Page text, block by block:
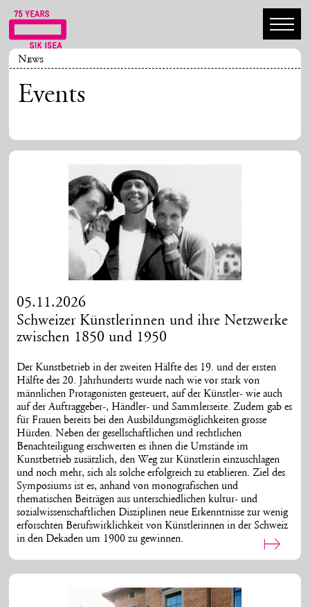
News
Events
05.11.2026
Schweizer Künstlerinnen und ihre Netzwerke
zwischen 1850 und 1950
Der Kunstbetrieb in der zweiten Hälfte des 19. und der ersten
Hälfte des 20. Jahrhunderts wurde nach wie vor stark von
männlichen Protagonisten gesteuert, auf der Künstler- wie auch
auf der Auftraggeber-, Händler- und Sammlerseite. Zudem gab es
für Frauen bereits bei den Ausbildungsmöglichkeiten grosse
Hürden. Neben der gesellschaftlichen und rechtlichen
Benachteiligung erschwerten es ihnen die Umstände im
Kunstbetrieb zusätzlich, den Weg zur Künstlerin einzuschlagen
und noch mehr, sich als solche erfolgreich zu etablieren. Ziel des
Symposiums ist es, anhand von monografischen und
thematischen Beiträgen aus unterschiedlichen kultur- und
sozialwissenschaftlichen Disziplinen neue Erkenntnisse zur wenig
erforschten Berufswirklichkeit von Künstlerinnen in der Schweiz
in den Dekaden um 1900 zu gewinnen.